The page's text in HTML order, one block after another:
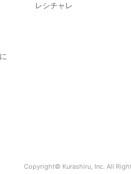
レシチャレ
Copyright© Kurashiru, Inc. All